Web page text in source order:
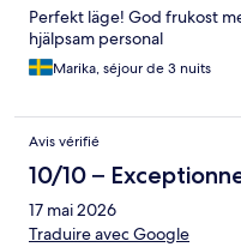
Perfekt läge! God frukost
hjälpsam personal
Marika, séjour de 3 nuits
Avis vérifié
10/10 –
17 mai 2026
Traduire avec Google